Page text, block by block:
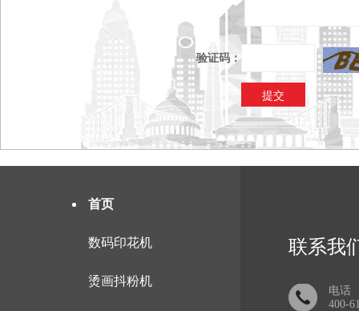
验证码：
首页
数码印花机
烫画抖粉机
联系我
电话
400-